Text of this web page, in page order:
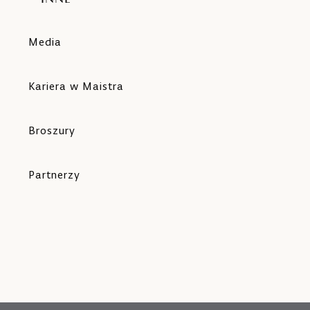
Media
Kariera w Maistra
Broszury
Partnerzy